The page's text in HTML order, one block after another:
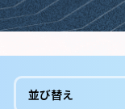
並び替え